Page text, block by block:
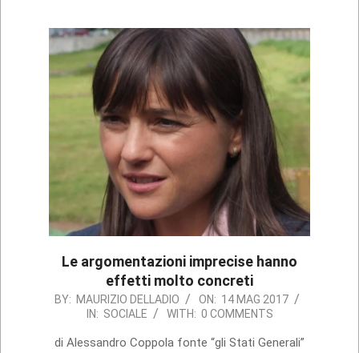
Le argomentazioni imprecise hanno
effetti molto concreti
2017-
14
BY: MAURIZIO DELLADIO ON: 14 MAG 2017
IN: SOCIALE WITH: 0 COMMENTS
di Alessandro Coppola fonte “gli Stati Generali”